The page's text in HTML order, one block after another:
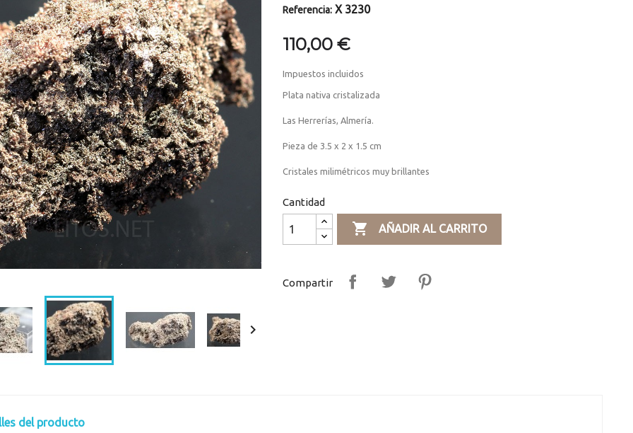

Referencia: X 3230
110,00 €
Impuestos incluidos
Plata nativa cristalizada
Las Herrerías, Almería.
Pieza de 3.5 x 2 x 1.5 cm
Cristales milimétricos muy brillantes
Cantidad
 AÑADIR AL CARRITO
Compartir
del producto